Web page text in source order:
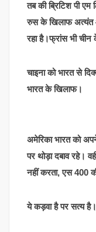
तब की ब्रिटिश पी
रुस के खिलाफ अत्यंत
रहा है।फ्रांस भी
चाइना को भारत से
भारत के खिलाफ।
अमेरिका भारत को
पर थोड़ा दबाव रहे।
नहीं करता, एस 400
ये कड़वा है पर सत्य है।